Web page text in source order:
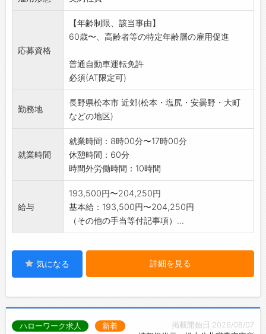
※現場への直行直帰可能です。
◆入社祝金、120,000円(当社規程による)
*変更の範囲:変更なし
応募資格
【年齢制限、該当事由】
60歳〜、高齢者等の特定年齢層の雇用促進
普通自動車運転免許
必須(AT限定可)
勤務地
長野県松本市 近郊(松本・塩尻・安曇野・大町
などの地区)
就業時間
就業時間：8時00分〜17時00分
休憩時間：60分
時間外労働時間：10時間
給与
193,500円〜204,250円
基本給：193,500円〜204,250円
（その他の手当等付記事項）...
気になる 詳細を見る
掲載開始日:2026/08/07
ハローワーク求人 新着